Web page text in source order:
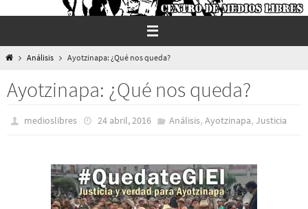
InicioAnálisis Ayotzinapa: ¿Qué nos queda?
Ayotzinapa: ¿Qué nos queda?
medioslibres 24 abril, 2016 Análisis, Ayotzinapa, Justicia